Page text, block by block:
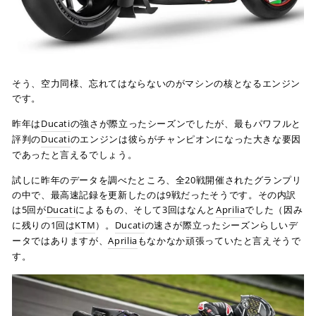
そう、空力同様、忘れてはならないのがマシンの核となるエンジン
です。
昨年はDucatiの強さが際立ったシーズンでしたが、最もパワフルと
評判のDucatiのエンジンは彼らがチャンピオンになった大きな要因
であったと言えるでしょう。
試しに昨年のデータを調べたところ、全20戦開催されたグランプリ
の中で、最高速記録を更新したのは9戦だったそうです。その内訳
は5回がDucatiによるもの、そして3回はなんと Apriliaでした（因み
に残りの1回はKTM）。 Ducatiの速さが際立ったシーズンらしいデ
ータではありますが、Apriliaもなかなか頑張っていたと言えそうで
す。